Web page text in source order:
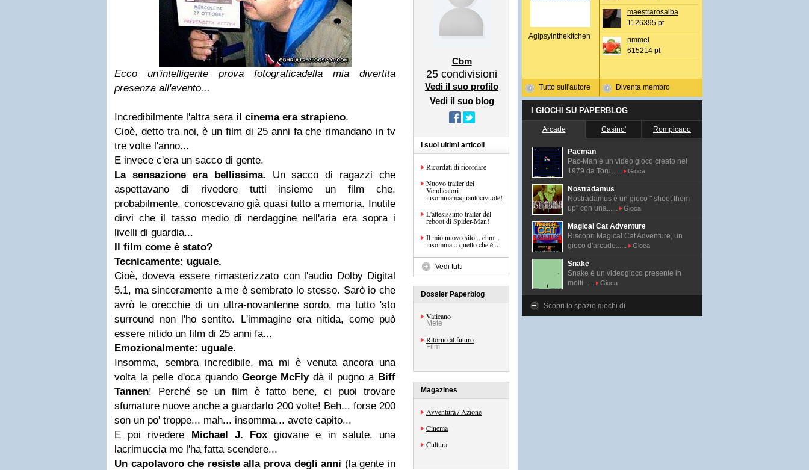
Ecco un'intelligente prova fotograficadella mia divertita
presenza all'evento...
Incredibilmente l'altra sera il cinema era strapieno.
Cioè, detto tra noi, è un film di 25 anni fa che rimandano in tv
tre volte l'anno...
E invece c'era un sacco di gente.
La sensazione era bellissima. Un sacco di ragazzi che
aspettavano di rivedere tutti insieme un film che,
probabilmente, conoscevano già quasi tutto a memoria. Inutile
dirvi che il tasso medio di nerdaggine nell'aria era sopra i
livelli di guardia...
Il film come è stato?
Tecnicamente: uguale.
Cioè, doveva essere rimasterizzato con l'audio Dolby Digital
5.1, ma sinceramente a me è sembrato lo stesso. Sarò io che
avrò le orecchie di un ultra-novantenne sordo, ma tutto 'sto
surround non l'ho sentito. L'immagine era nitida, come può
essere nitido un film di 25 anni fa...
Emozionalmente: uguale.
Insomma, sembra incredibile, ma mi è venuta ancora una
volta la pelle d'oca quando George McFlydà il pugno a Biff
Tannen! Perché se un film è fatto bene, ci puoi trovare
sfumature nuove anche a guardarlo 200 volte! Beh... forse 200
son un po' troppe... mah... insomma... avete capito...
E poi rivedere Michael J. Fox giovane e in salute, una
lacrimuccia me l'ha fatta scendere...
Un capolavoro che resiste alla prova degli anni (la gente in
Cbm
25 condivisioni
Vedi il suo profilo
Vedi il suo blog
I suoi ultimi articoli
Ricordati di ricordare
Nuovo trailer dei
Vendicatori
insommamaquantocivuole!
L'attesissimo trailer del
reboot di Spider-Man!
Il mio nuovo sito... ehm...
insomma... quello che è...
Vedi tutti
Dossier Paperblog
Vaticano
Mete
Ritorno al futuro
Film
Magazines
Avventura / Azione
Cinema
Cultura
Agipsyinthekitchen
Tutto sull'autore
maestrarosalba
1126395 pt
rimmel
615214 pt
Diventa membro
I GIOCHI SU PAPERBLOG
Arcade Casino' Rompicapo
Pacman
Pac-Man é un video gioco creato nel
1979 da Toru......
Gioca
Nostradamus
Nostradamus è un gioco " shoot them
up" con una......
Gioca
Magical Cat Adventure
Riscopri Magical Cat Adventure, un
gioco d'arcade......
Gioca
Snake
Snake è un videogioco presente in
molti......
Gioca
Scopri lo spazio giochi di